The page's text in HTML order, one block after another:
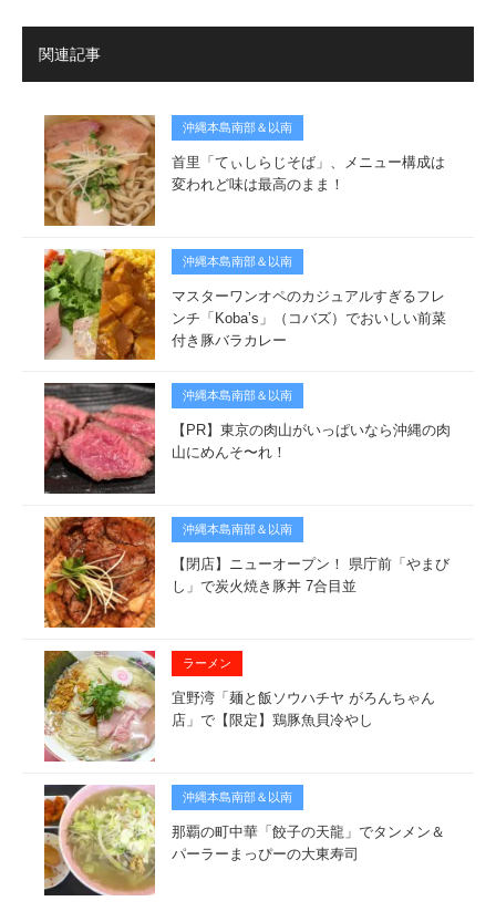
関連記事
沖縄本島南部＆以南
首里「てぃしらじそば」、メニュー構成は
変われど味は最高のまま！
沖縄本島南部＆以南
マスターワンオペのカジュアルすぎるフレ
ンチ「Koba’s」（コバズ）でおいしい前菜
付き豚バラカレー
沖縄本島南部＆以南
【PR】東京の肉山がいっぱいなら沖縄の肉
山にめんそ〜れ！
沖縄本島南部＆以南
【閉店】ニューオープン！ 県庁前「やまび
し」で炭火焼き豚丼 7合目並
ラーメン
宜野湾「麺と飯ソウハチヤ がろんちゃん
店」で【限定】鶏豚魚貝冷やし
沖縄本島南部＆以南
那覇の町中華「餃子の天龍」でタンメン＆
パーラーまっぴーの大東寿司